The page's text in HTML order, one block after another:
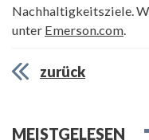
Nachhaltigkeitsziele.
unter Emerson.com.
zurück
MEISTGELESEN